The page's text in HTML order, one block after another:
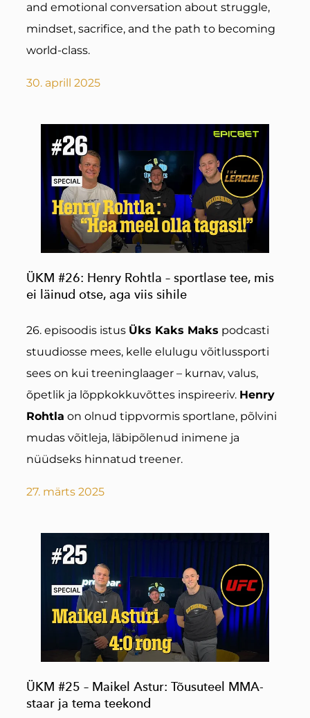
and emotional conversation about struggle,
mindset, sacrifice, and the path to becoming
world-class.
30. aprill 2025
ÜKM #26: Henry Rohtla – sportlase tee, mis
ei läinud otse, aga viis sihile
26. episoodis istus Üks Kaks Maks podcasti
stuudiosse mees, kelle elulugu võitlussporti
sees on kui treeninglaager – kurnav, valus,
õpetlik ja lõppkokkuvõttes inspireeriv. Henry
Rohtla on olnud tippvormis sportlane, põlvini
mudas võitleja, läbipõlenud inimene ja
nüüdseks hinnatud treener.
27. märts 2025
ÜKM #25 – Maikel Astur: Tõusuteel MMA-
staar ja tema teekond